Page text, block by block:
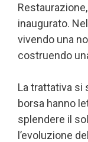
inaugurato.
vivendo una
costruendo
La trattativa si
borsa hanno
splendere il
l’evoluzione